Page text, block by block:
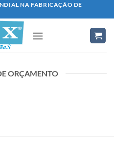
NA FABRICAÇÃO DE
ORÇAMENTO